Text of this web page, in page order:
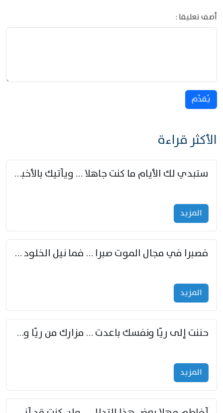
أضف تعليقا :
يُقدِّم
الأكثر قراءة
ستبدي لك الأيام ما كنت جاهلا … ويأتيك بالأخبار من لم تزوّد
المزید
فصبرا في مجال الموت صبرا … فما نيل الخلود بمستطاع
المزید
حننت إلى ريّا ونفسك باعدت … مزارك من ريّا وشعباكما معا
المزید